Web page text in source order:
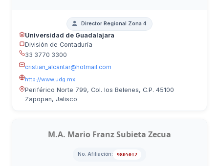
Director Regional Zona 4
Universidad de Guadalajara
División de Contaduría
33 3770 3300
cristian_alcantar@hotmail.com
http://www.udg.mx
Periférico Norte 799, Col. los Belenes, C.P. 45100
Zapopan, Jalisco
M.A. Mario Franz Subieta Zecua
No. Afiliación: 9805012